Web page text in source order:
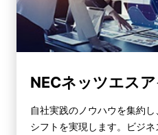
NECネッツエス
自社実践のノウハウを集約
シフトを実現します。ビジ